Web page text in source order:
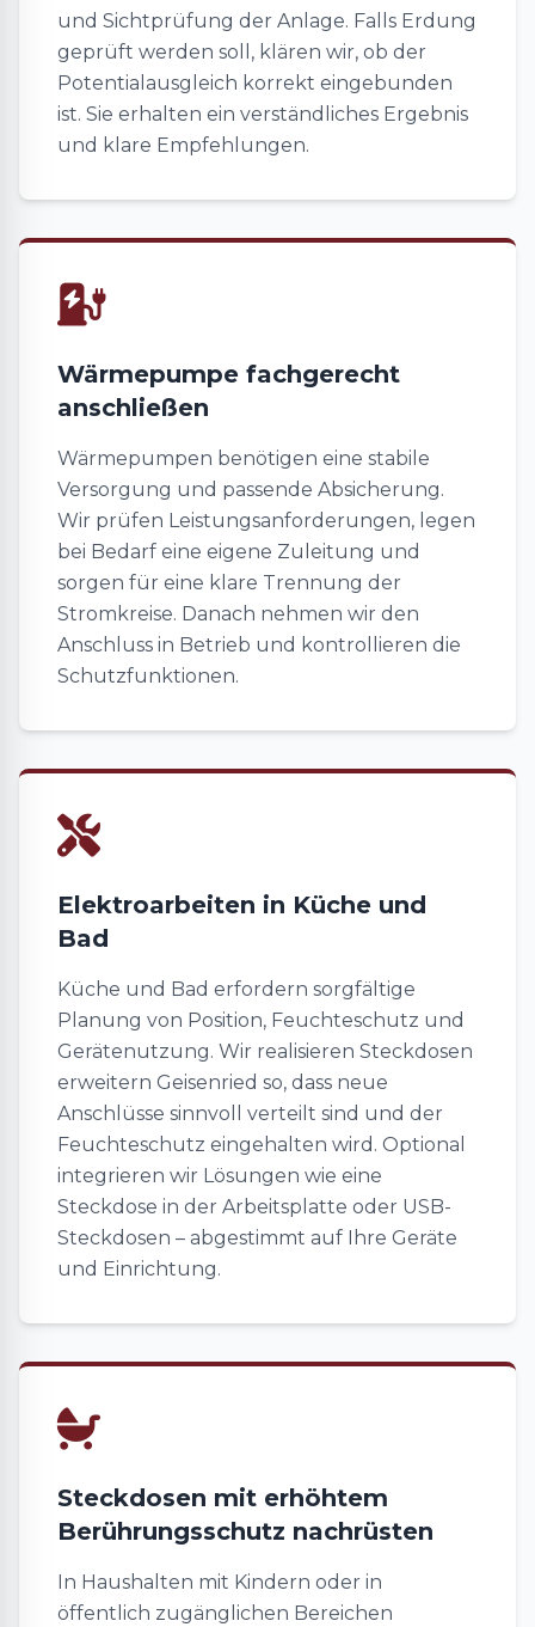
und Sichtprüfung der Anlage. Falls Erdung
geprüft werden soll, klären wir, ob der
Potentialausgleich korrekt eingebunden
ist. Sie erhalten ein verständliches Ergebnis
und klare Empfehlungen.
Wärmepumpe fachgerecht
anschließen
Wärmepumpen benötigen eine stabile
Versorgung und passende Absicherung.
Wir prüfen Leistungsanforderungen, legen
bei Bedarf eine eigene Zuleitung und
sorgen für eine klare Trennung der
Stromkreise. Danach nehmen wir den
Anschluss in Betrieb und kontrollieren die
Schutzfunktionen.
Elektroarbeiten in Küche und
Bad
Küche und Bad erfordern sorgfältige
Planung von Position, Feuchteschutz und
Gerätenutzung. Wir realisieren Steckdosen
erweitern Geisenried so, dass neue
Anschlüsse sinnvoll verteilt sind und der
Feuchteschutz eingehalten wird. Optional
integrieren wir Lösungen wie eine
Steckdose in der Arbeitsplatte oder USB-
Steckdosen – abgestimmt auf Ihre Geräte
und Einrichtung.
Steckdosen mit erhöhtem
Berührungsschutz nachrüsten
In Haushalten mit Kindern oder in
öffentlich zugänglichen Bereichen